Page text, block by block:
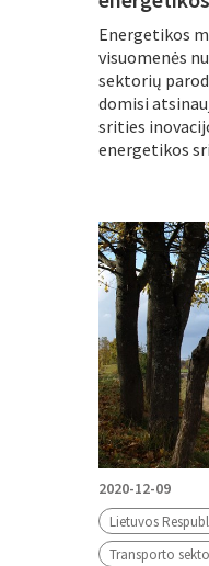
Energetikos
visuomenės
sektorių
domisi
srities
energetikos
2020-12-09
Lietuvos
Transporto